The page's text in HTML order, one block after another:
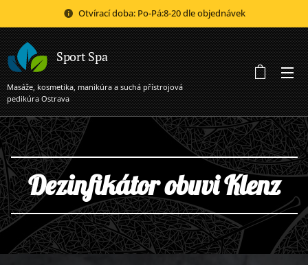
Otvírací doba: Po-Pá:8-20 dle objednávek
Sport Spa
Masáže, kosmetika, manikúra a suchá přístrojová
pedikúra Ostrava
Dezinfikátor obuvi Klenz